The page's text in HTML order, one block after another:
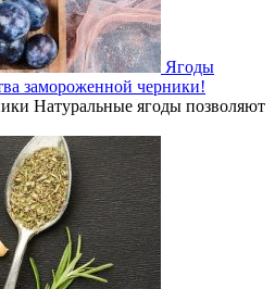
Ягоды
замороженной черники!
Натуральные ягоды позволяют